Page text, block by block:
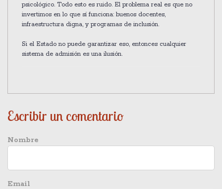
psicológico. Todo esto es ruido. El problema real es que no
invertimos en lo que sí funciona: buenos docentes,
infraestructura digna, y programas de inclusión.
Si el Estado no puede garantizar eso, entonces cualquier
sistema de admisión es una ilusión.
Escribir un comentario
Nombre
Email